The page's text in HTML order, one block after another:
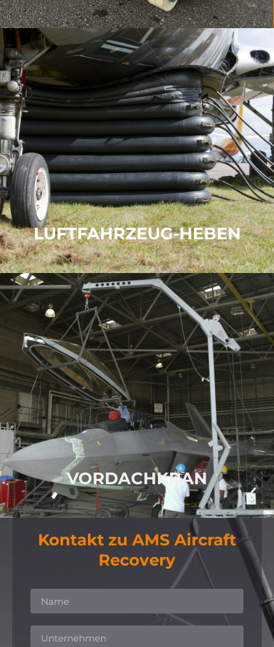
LUFTFAHRZEUG-HEBEN
LUFTFAHRZEUG-HEBEN
Hebekissen und Steuerkonsolen
Sling Lift Systeme
Anbindungssätze
WEITERE INFORMATIONEN
VORDACHKRAN
MULTI-AIRCRAFT
WARTUNG
CRANE
Canopy-Kran für Leichtflugzeuge und
Hubschrauber
WEITERE INFORMATIONEN
Kontakt zu AMS Aircraft
Recovery